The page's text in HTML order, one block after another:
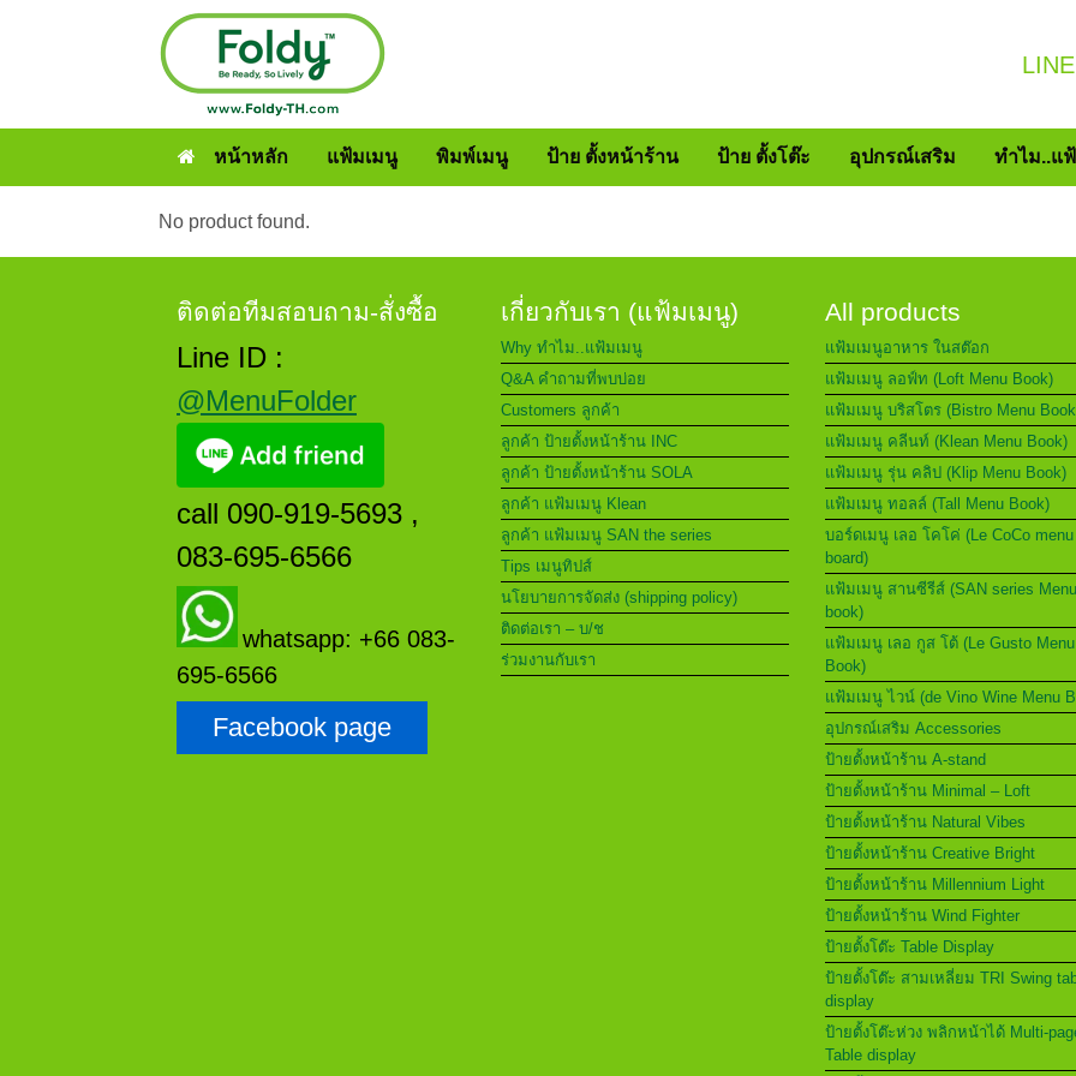
หน้าหลัก แฟ้มเมนู พิมพ์เมนู ป้าย ตั้งหน้าร้าน ป้าย ตั้งโต๊ะ อุปกรณ์เสริม ทำไม..แ
No product found.
ติดต่อทีมสอบถาม-สั่งซื้อ
Line ID :
@MenuFolder
call 090-919-5693 ,
083-695-6566
whatsapp: +66 083-
695-6566
Facebook page
เกี่ยวกับเรา (แฟ้มเมนู)
Why ทำไม..แฟ้มเมนู
Q&A คำถามที่พบบ่อย
Customers ลูกค้า
ลูกค้า ป้ายตั้งหน้าร้าน INC
ลูกค้า ป้ายตั้งหน้าร้าน SOLA
ลูกค้า แฟ้มเมนู Klean
ลูกค้า แฟ้มเมนู SAN the series
Tips เมนูทิปส์
นโยบายการจัดส่ง (shipping policy)
ติดต่อเรา – บ/ช
ร่วมงานกับเรา
All products
แฟ้มเมนูอาหาร ในสต๊อก
แฟ้มเมนู ลอฟ์ท (Loft Menu Book)
แฟ้มเมนู บริสโตร (Bistro Menu
แฟ้มเมนู คลีนท์ (Klean Menu Book)
แฟ้มเมนู รุ่น คลิป (Klip Menu Book)
แฟ้มเมนู ทอลล์ (Tall Menu Book)
บอร์ดเมนู เลอ โคโค่ (Le CoCo menu
board)
แฟ้มเมนู สานซีรีส์ (SAN series Menu
book)
แฟ้มเมนู เลอ กูส โต้ (Le Gusto Menu
Book)
แฟ้มเมนู ไวน์ (de Vino Wine Menu
อุปกรณ์เสริม Accessories
ป้ายตั้งหน้าร้าน A-stand
ป้ายตั้งหน้าร้าน Minimal – Loft
ป้ายตั้งหน้าร้าน Natural Vibes
ป้ายตั้งหน้าร้าน Creative Bright
ป้ายตั้งหน้าร้าน Millennium Light
ป้ายตั้งหน้าร้าน Wind Fighter
ป้ายตั้งโต๊ะ Table Display
ป้ายตั้งโต๊ะ สามเหลี่ยม TRI Swing
display
ป้ายตั้งโต๊ะห่วง พลิกหน้าได้ Multi-
Table display